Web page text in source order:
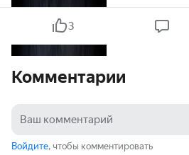
3
Комментарии
Войдите, чтобы комментировать